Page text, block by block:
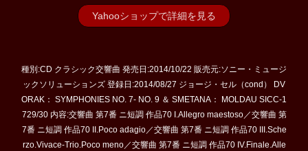
Yahooショップで詳細を見る
種別:CD クラシック交響曲 発売日:2014/10/22 販売元:ソニー・ミュージ
ックソリューションズ 登録日:2014/08/27 ジョージ・セル（cond） DV
ORAK： SYMPHONIES NO. 7- NO. 9 ＆ SMETANA： MOLDAU SICC-1
729/30 内容:交響曲 第7番 ニ短調 作品70 I.Allegro maestoso／交響曲 第
7番 ニ短調 作品70 II.Poco adagio／交響曲 第7番 ニ短調 作品70 III.Sche
rzo.Vivace-Trio.Poco meno／交響曲 第7番 ニ短調 作品70 IV.Finale.Alle